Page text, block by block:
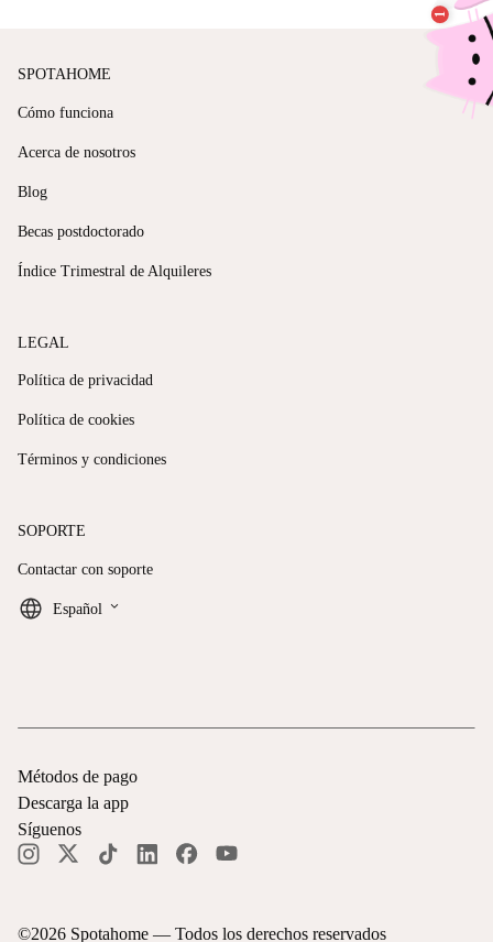
SPOTAHOME
Cómo funciona
Acerca de nosotros
Blog
Becas postdoctorado
Índice Trimestral de Alquileres
LEGAL
Política de privacidad
Política de cookies
Términos y condiciones
SOPORTE
Contactar con soporte
Español keyboard_arrow_down
©2026 Spotahome — Todos los derechos reservados
Métodos de pago
Descarga la app
Síguenos